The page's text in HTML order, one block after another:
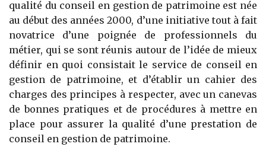
qualité du conseil en gestion de patrimoine est née
au début des années 2000, d’une initiative tout à fait
novatrice d’une poignée de professionnels du
métier, qui se sont réunis autour de l’idée de mieux
définir en quoi consistait le service de conseil en
gestion de patrimoine, et d’établir un cahier des
charges des principes à respecter, avec un canevas
de bonnes pratiques et de procédures à mettre en
place pour assurer la qualité d’une prestation de
conseil en gestion de patrimoine.